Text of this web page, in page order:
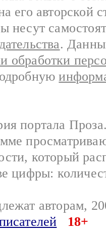
его авторской
несут
.
обработки
портала
который
цифры:
авторам,
18+